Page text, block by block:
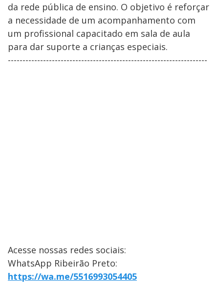
da rede pública de ensino. O objetivo é reforçar
a necessidade de um acompanhamento com
um profissional capacitado em sala de aula
para dar suporte a crianças especiais.
--------------------------------------------------------------------
Acesse nossas redes sociais:
WhatsApp Ribeirão Preto:
https://wa.me/5516993054405